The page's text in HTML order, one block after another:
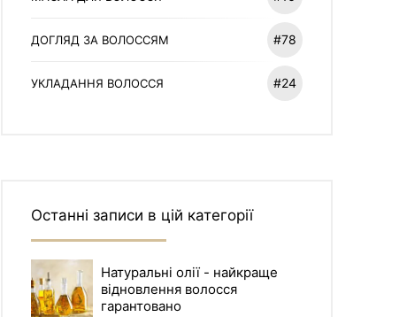
ДОГЛЯД ЗА ВОЛОССЯМ #78
УКЛАДАННЯ ВОЛОССЯ #24
Останні записи в цій категорії
Натуральні олії - найкраще
відновлення волосся
гарантовано